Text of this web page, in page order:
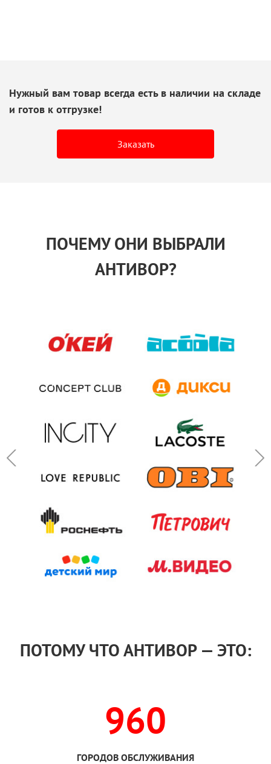
Нужный вам товар всегда есть в наличии на складе
и готов к отгрузке!
Заказать
ПОЧЕМУ ОНИ ВЫБРАЛИ
АНТИВОР?
ПОТОМУ ЧТО АНТИВОР — ЭТО:
960
ГОРОДОВ ОБСЛУЖИВАНИЯ